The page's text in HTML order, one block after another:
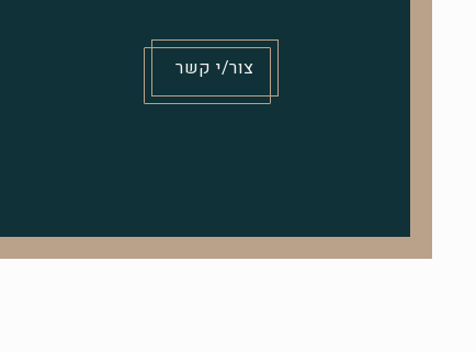
צור/י קשר